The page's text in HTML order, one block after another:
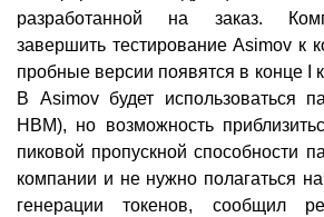
разработанной на заказ.
завершить тестирование Asimov к
пробные версии появятся в конце I
В Asimov будет использоваться
HBM), но возможность
пиковой пропускной способности
компании и не нужно полагаться
генерации токенов, сообщил